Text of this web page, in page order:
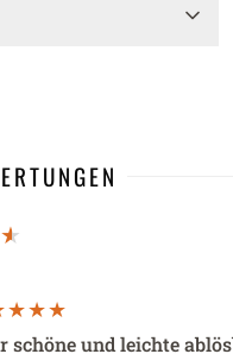
schöne und leichte